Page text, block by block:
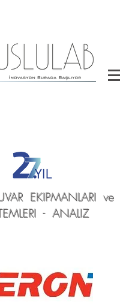
EKIPMANLARI ve
- ANALIZ